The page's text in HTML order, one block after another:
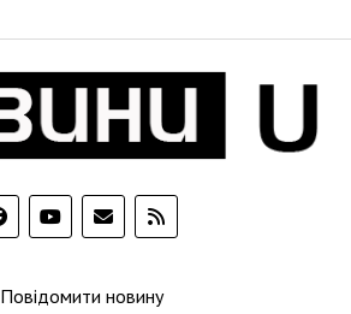
Повідомити новину